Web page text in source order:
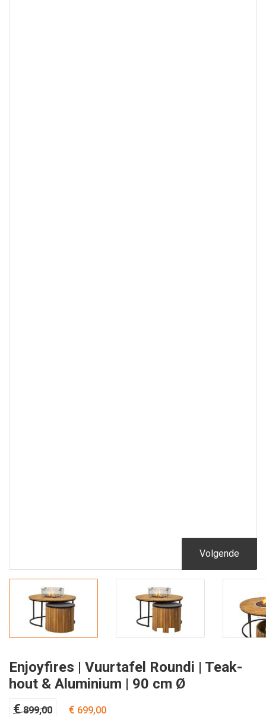
Volgende
Enjoyfires | Vuurtafel Roundi | Teak-
hout & Aluminium | 90 cm Ø
€899,00
Oorspronkelijke
€ 699,00